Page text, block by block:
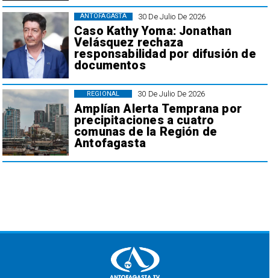
30 De Julio De 2026
Caso Kathy Yoma: Jonathan
Velásquez rechaza
responsabilidad por difusión de
documentos
ANTOFAGASTA
30 De Julio De 2026
Amplían Alerta Temprana por
precipitaciones a cuatro
comunas de la Región de
Antofagasta
REGIONAL